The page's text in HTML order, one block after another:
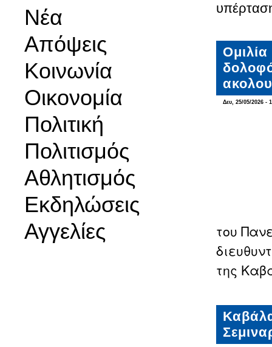
Νέα
Απόψεις
Κοινωνία
Οικονομία
Πολιτική
Πολιτισμός
Αθλητισμός
Εκδηλώσεις
Αγγελίες
Δευ, 25/05/2026 -
του
της